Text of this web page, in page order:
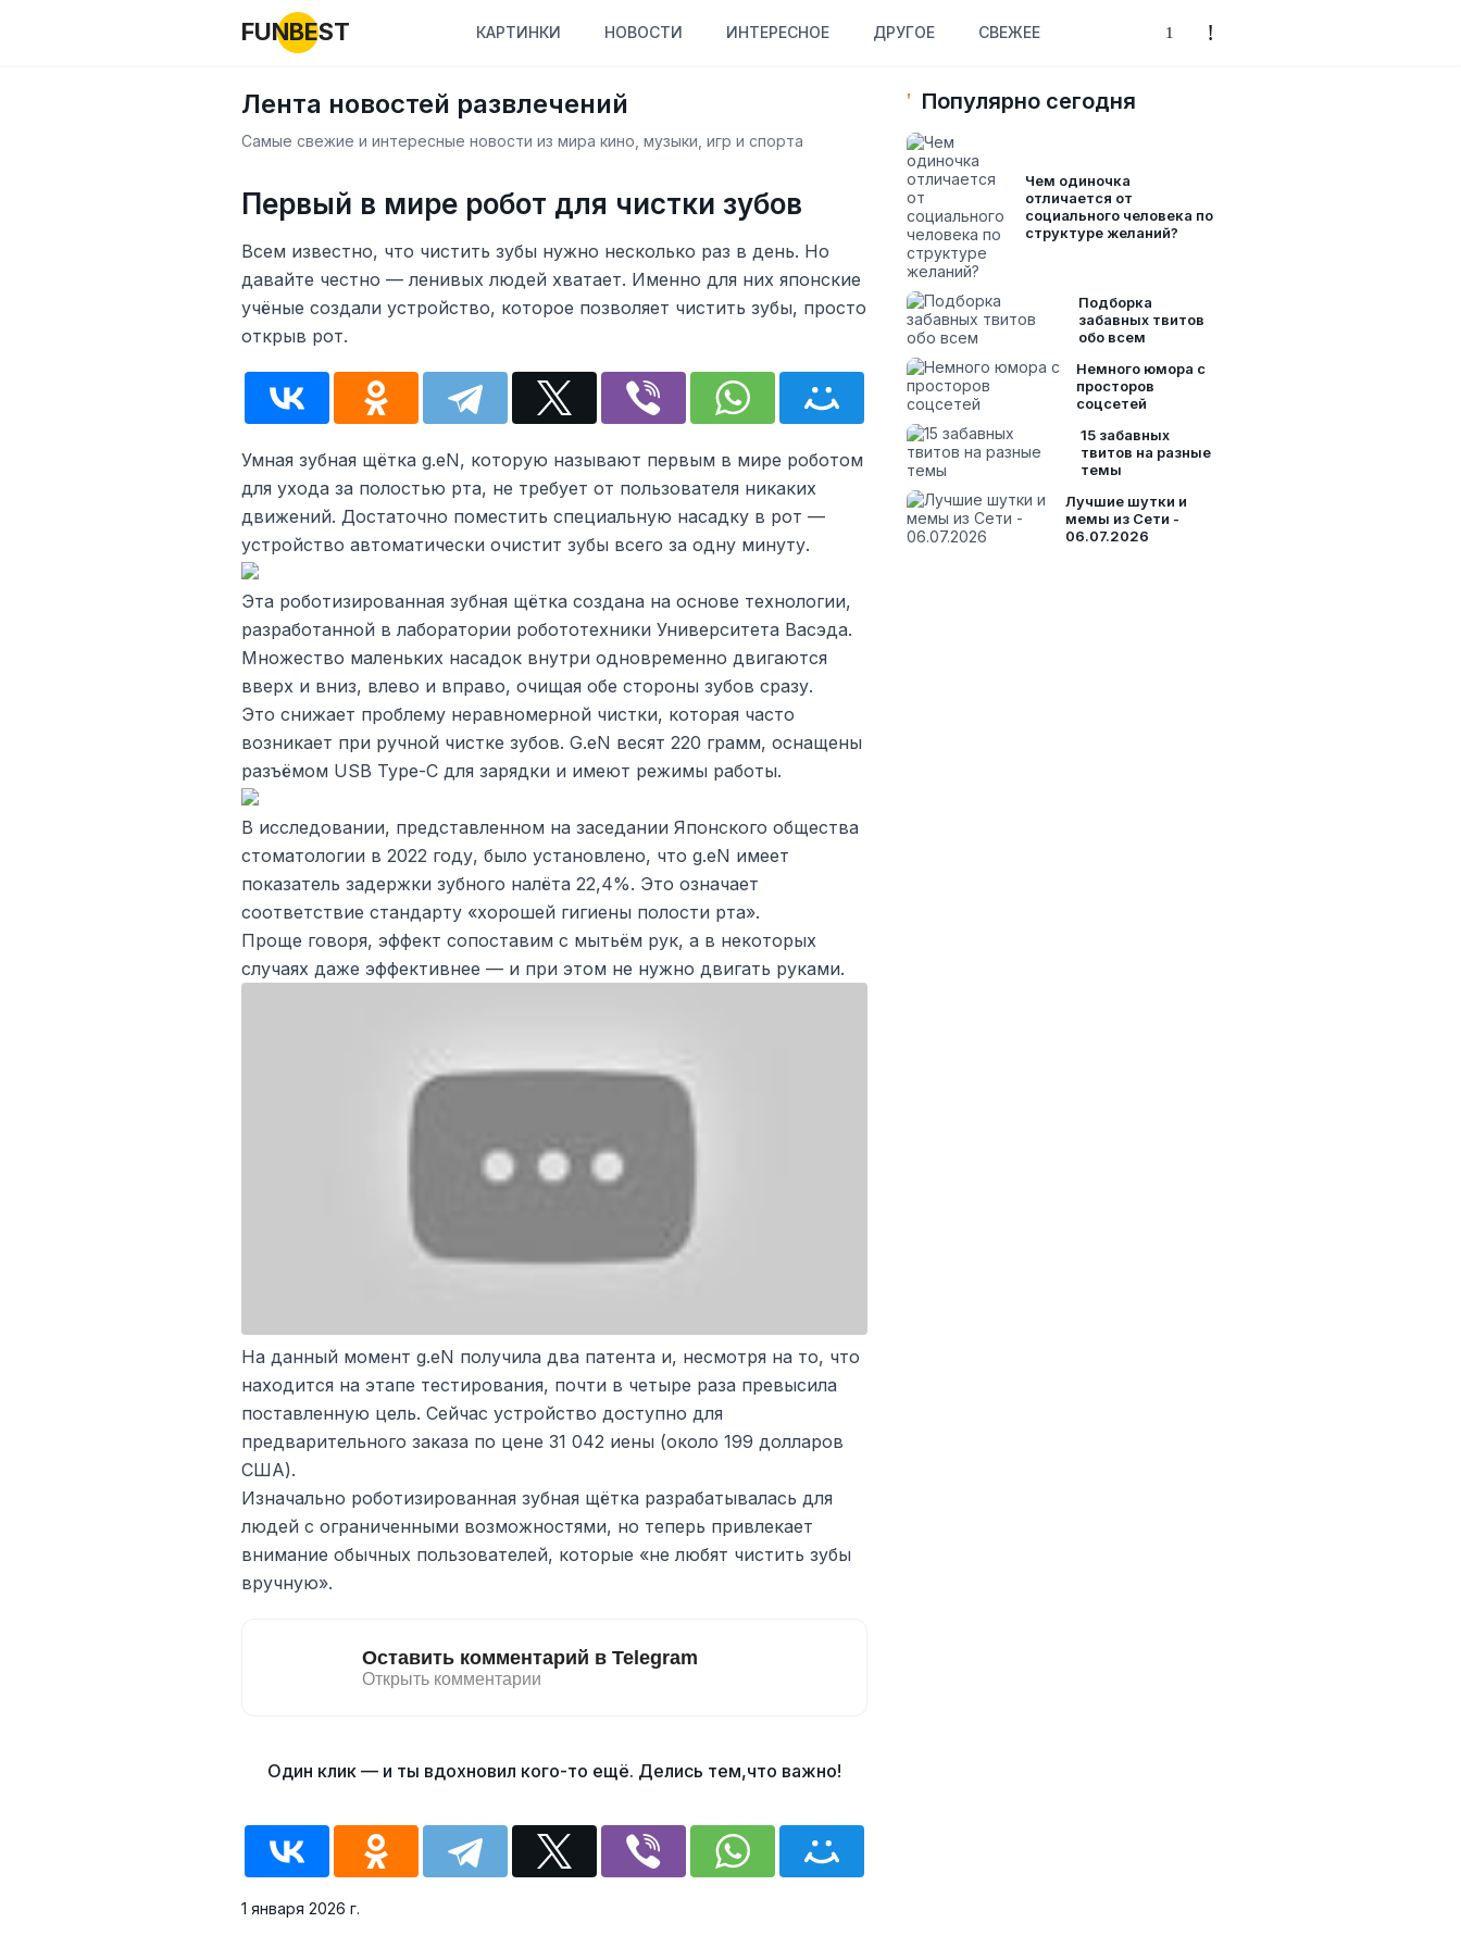
FUNBEST КАРТИНКИ НОВОСТИ ИНТЕРЕСНОЕ ДРУГОЕ СВЕЖЕЕ
Лента новостей развлечений
Самые свежие и интересные новости из мира кино, музыки, игр и спорта
Первый в мире робот для чистки зубов
Всем известно, что чистить зубы нужно несколько раз в день. Но
давайте честно — ленивых людей хватает. Именно для них японские
учёные создали устройство, которое позволяет чистить зубы, просто
открыв рот.
Умная зубная щётка g.eN, которую называют первым в мире роботом
для ухода за полостью рта, не требует от пользователя никаких
движений. Достаточно поместить специальную насадку в рот —
устройство автоматически очистит зубы всего за одну минуту.
Эта роботизированная зубная щётка создана на основе технологии,
разработанной в лаборатории робототехники Университета Васэда.
Множество маленьких насадок внутри одновременно двигаются
вверх и вниз, влево и вправо, очищая обе стороны зубов сразу.
Это снижает проблему неравномерной чистки, которая часто
возникает при ручной чистке зубов. G.eN весят 220 грамм, оснащены
разъёмом USB Type-C для зарядки и имеют режимы работы.
В исследовании, представленном на заседании Японского общества
стоматологии в 2022 году, было установлено, что g.eN имеет
показатель задержки зубного налёта 22,4%. Это означает
соответствие стандарту «хорошей гигиены полости рта».
Проще говоря, эффект сопоставим с мытьём рук, а в некоторых
случаях даже эффективнее — и при этом не нужно двигать руками.
На данный момент g.eN получила два патента и, несмотря на то, что
находится на этапе тестирования, почти в четыре раза превысила
поставленную цель. Сейчас устройство доступно для
предварительного заказа по цене 31 042 иены (около 199 долларов
США).
Изначально роботизированная зубная щётка разрабатывалась для
людей с ограниченными возможностями, но теперь привлекает
внимание обычных пользователей, которые «не любят чистить зубы
вручную».
1 января 2026 г.
Популярно сегодня
Чем одиночка
отличается от
социального человека по
структуре желаний?
Подборка
забавных твитов
обо всем
Немного юмора с
просторов
соцсетей
15 забавных
твитов на разные
темы
Лучшие шутки и
мемы из Сети -
06.07.2026